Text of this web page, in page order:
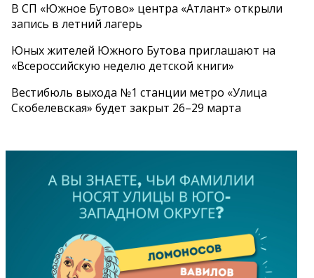
В СП «Южное Бутово» центра «Атлант» открыли
запись в летний лагерь
Юных жителей Южного Бутова приглашают на
«Всероссийскую неделю детской книги»
Вестибюль выхода №1 станции метро «Улица
Скобелевская» будет закрыт 26–29 марта